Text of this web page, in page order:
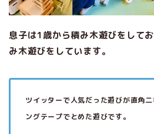
息子は1歳から積み木遊びをして
み木遊びをしています。
ツイッターで人気だった遊びが直角
ングテープでとめた遊びです。